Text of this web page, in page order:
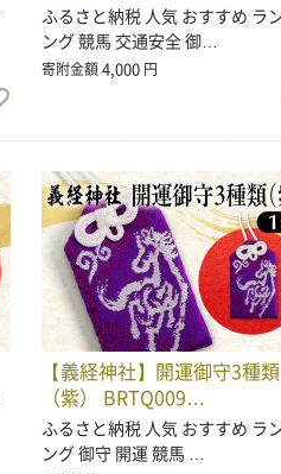
ふるさと納税 人気 おすすめ ラ
ング 競馬 交通安全 御…
寄附金額4,000 円
【義経神社】開運御守3種類
（紫） BRTQ009…
ふるさと納税 人気 おすすめ ラ
ング 御守 開運 競馬 …